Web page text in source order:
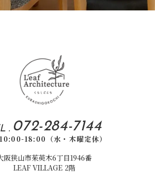
. 072-284-7144
18:00（水・木曜定休）
阪狭山市茱萸木6丁目1946番
LEAF VILLAGE 2階